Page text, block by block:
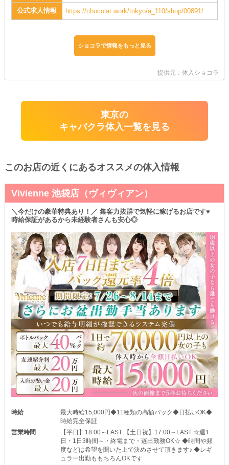
公式求人情報 https://chocolat.work/tokyo/a_110/shop/00891/
ショコラで情報をもっと見る
提供元：体入ショコラ
東京の
キャバクラ体入一覧を見る
このお店の近くにあるオススメの体入情報
Vivienne 池袋店（ヴィヴィアン）
＼今だけの豪華特典あり！／ 集客力抜群で気軽に稼げるお店です♥
時給保証があるから未経験者さんも安心◎
時給
最大時給15,000円◆11種類の高額バック◆日払いOK◆
時給完全保証
営業時間
【平日】18:00～LAST 【土日祝】17:00～LAST ☆週1
日・1日3時間～・終電まで・遅出勤務OK☆ ◆時間や頻
度などは希望を聞いた上で決めさせて頂きます♪ ◆レギ
ュラー出勤ももちろんOKです